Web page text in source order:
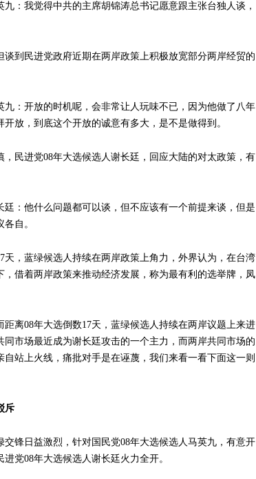
九：我觉得中共的主席胡锦涛总书记愿意跟主张台独人谈，
谈到民进党政府近期在两岸政策上积极放宽部分两岸经贸的
九：开放的时机呢，会非常让人玩味不已，因为他做了八年
放，到底这个开放的诚意有多大，是不是做得到。
，民进党08年大选候选人谢长廷，回应大陆的对太政策，有
廷：他什么问题都可以谈，但不应该有一个前提来谈，但是
自。
天，蓝绿候选人持续在两岸政策上角力，外界认为，在台湾
，借着两岸政策来推动经济发展，称为最有利的选举牌，凤
距离08年大选倒数17天，蓝绿候选人持续在两岸议题上来进
市场最近成为谢长廷攻击的一个主力，而两岸共同市场的
站上火线，痛批对手是在诬蔑，我们来看一看下面这一则
斥
交锋日益激烈，针对国民党08年大选候选人马英九，有意开
党08年大选候选人谢长廷火力全开。